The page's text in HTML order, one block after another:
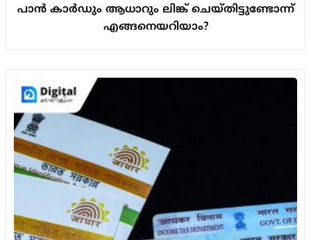
പാൻ കാർഡും ആധാറും ലിങ്ക് ചെയ്തിട്ടുണ്ടോന്ന്
എങ്ങനെയറിയാം?